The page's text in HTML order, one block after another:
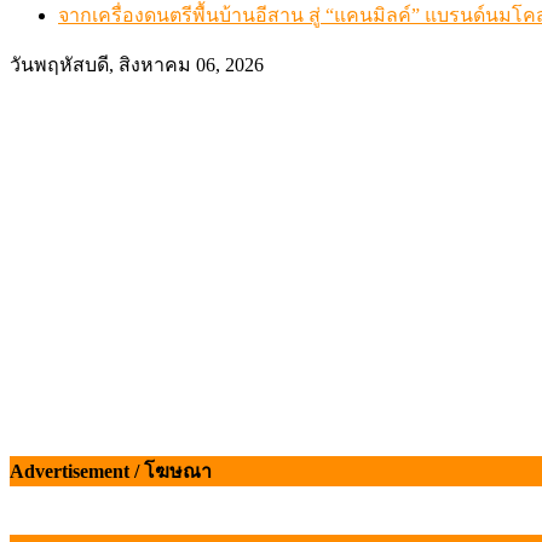
จากเครื่องดนตรีพื้นบ้านอีสาน สู่ “แคนมิลค์” แบรนด์นมโค
วันพฤหัสบดี, สิงหาคม 06, 2026
Advertisement / โฆษณา